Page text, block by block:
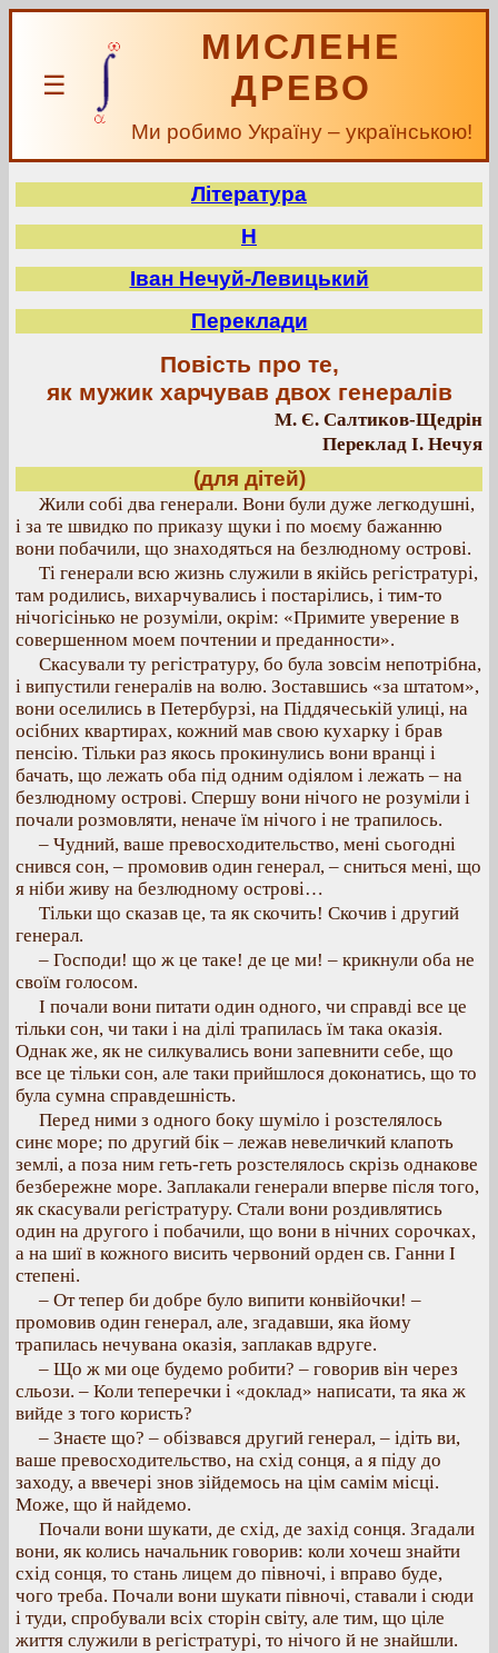
☰
МИСЛЕНЕ
ДРЕВО
Ми робимо Україну – українською!
Література
Н
Іван Нечуй-Левицький
Переклади
Повість про те,
як мужик харчував двох генералів
М. Є. Салтиков-Щедрін
Переклад І. Нечуя
(для дітей)
Жили собі два генерали. Вони були дуже легкодушні,
і за те швидко по приказу щуки і по моєму бажанню
вони побачили, що знаходяться на безлюдному острові.
Ті генерали всю жизнь служили в якійсь регістратурі,
там родились, вихарчувались і постарілись, і тим-то
нічогісінько не розуміли, окрім: «Примите уверение в
совершенном моем почтении и преданности».
Скасували ту регістратуру, бо була зовсім непотрібна,
і випустили генералів на волю. Зоставшись «за штатом»,
вони оселились в Петербурзі, на Піддячеській улиці, на
осібних квартирах, кожний мав свою кухарку і брав
пенсію. Тільки раз якось прокинулись вони вранці і
бачать, що лежать оба під одним одіялом і лежать – на
безлюдному острові. Спершу вони нічого не розуміли і
почали розмовляти, неначе їм нічого і не трапилось.
– Чудний, ваше превосходительство, мені сьогодні
снився сон, – промовив один генерал, – сниться мені, що
я ніби живу на безлюдному острові…
Тільки що сказав це, та як скочить! Скочив і другий
генерал.
– Господи! що ж це таке! де це ми! – крикнули оба не
своїм голосом.
І почали вони питати один одного, чи справді все це
тільки сон, чи таки і на ділі трапилась їм така оказія.
Однак же, як не силкувались вони запевнити себе, що
все це тільки сон, але таки прийшлося доконатись, що то
була сумна справдешність.
Перед ними з одного боку шуміло і розстелялось
синє море; по другий бік – лежав невеличкий клапоть
землі, а поза ним геть-геть розстелялось скрізь однакове
безбережне море. Заплакали генерали вперве після того,
як скасували регістратуру. Стали вони роздивлятись
один на другого і побачили, що вони в нічних сорочках,
а на шиї в кожного висить червоний орден св. Ганни І
степені.
– От тепер би добре було випити конвійочки! –
промовив один генерал, але, згадавши, яка йому
трапилась нечувана оказія, заплакав вдруге.
– Що ж ми оце будемо робити? – говорив він через
сльози. – Коли теперечки і «доклад» написати, та яка ж
вийде з того користь?
– Знаєте що? – обізвався другий генерал, – ідіть ви,
ваше превосходительство, на схід сонця, а я піду до
заходу, а ввечері знов зійдемось на цім самім місці.
Може, що й найдемо.
Почали вони шукати, де схід, де захід сонця. Згадали
вони, як колись начальник говорив: коли хочеш знайти
схід сонця, то стань лицем до півночі, і вправо буде,
чого треба. Почали вони шукати півночі, ставали і сюди
і туди, спробували всіх сторін світу, але тим, що ціле
життя служили в регістратурі, то нічого й не знайшли.